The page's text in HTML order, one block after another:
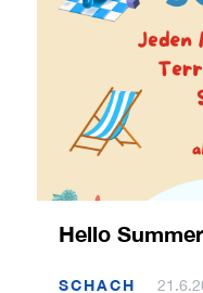
Hello
SCHACH